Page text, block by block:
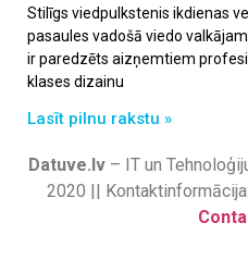
Stilīgs viedpulkstenis ikdienas
pasaules vadošā viedo
ir paredzēts aizņemtiem
klases dizainu
Lasīt pilnu rakstu »
Datuve.lv– IT un
2020 || Kontaktinformācija: